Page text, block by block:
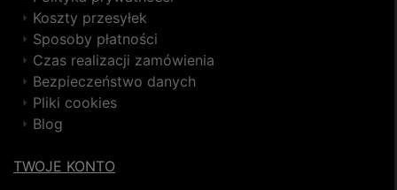
Koszty przesyłek
Sposoby płatności
Czas realizacji zamówienia
Bezpieczeństwo danych
Pliki cookies
Blog
TWOJE KONTO